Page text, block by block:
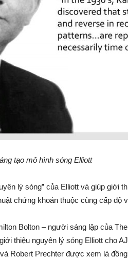
tạo mô hình sóng Elliott
lý sóng” của Elliott và giúp giới
chứng khoán thuộc cùng cấp độ
Bolton – người sáng lập của
thiệu nguyên lý sóng Elliott cho
Robert Prechter được xem là